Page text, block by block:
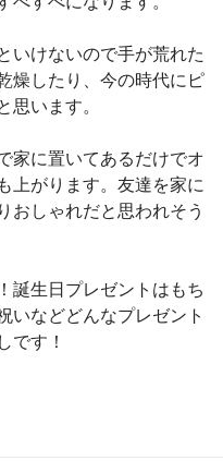
いけないので手が荒れた
燥したり、今の時代にピ
思います。
家に置いてあるだけでオ
上がります。友達を家に
おしゃれだと思われそう
誕生日プレゼントはもち
いなどどんなプレゼント
です！